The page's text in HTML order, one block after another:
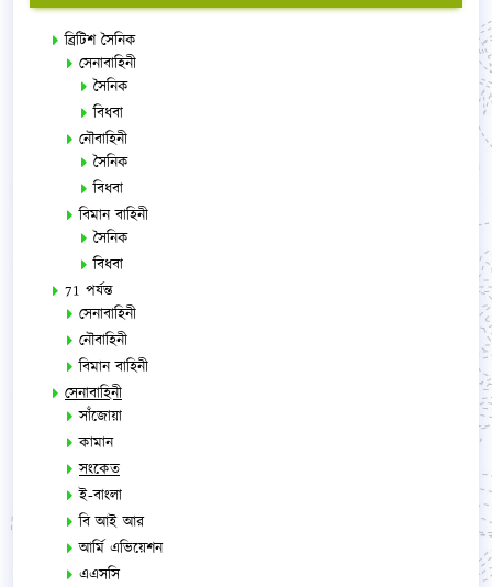
ব্রিটিশ সৈনিক
সেনাবাহিনী
সৈনিক
বিধবা
নৌবাহিনী
সৈনিক
বিধবা
বিমান বাহিনী
সৈনিক
বিধবা
71 পর্যন্ত
সেনাবাহিনী
নৌবাহিনী
বিমান বাহিনী
সেনাবাহিনী
সাঁজোয়া
কামান
সংকেত
ই-বাংলা
বি আই আর
আর্মি এভিয়েশন
এএসসি